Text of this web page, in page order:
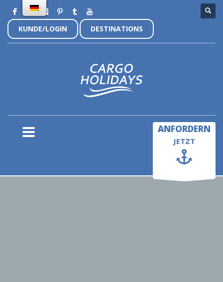
KUNDE/LOGIN DESTINATIONS
ANFORDERN
JETZT